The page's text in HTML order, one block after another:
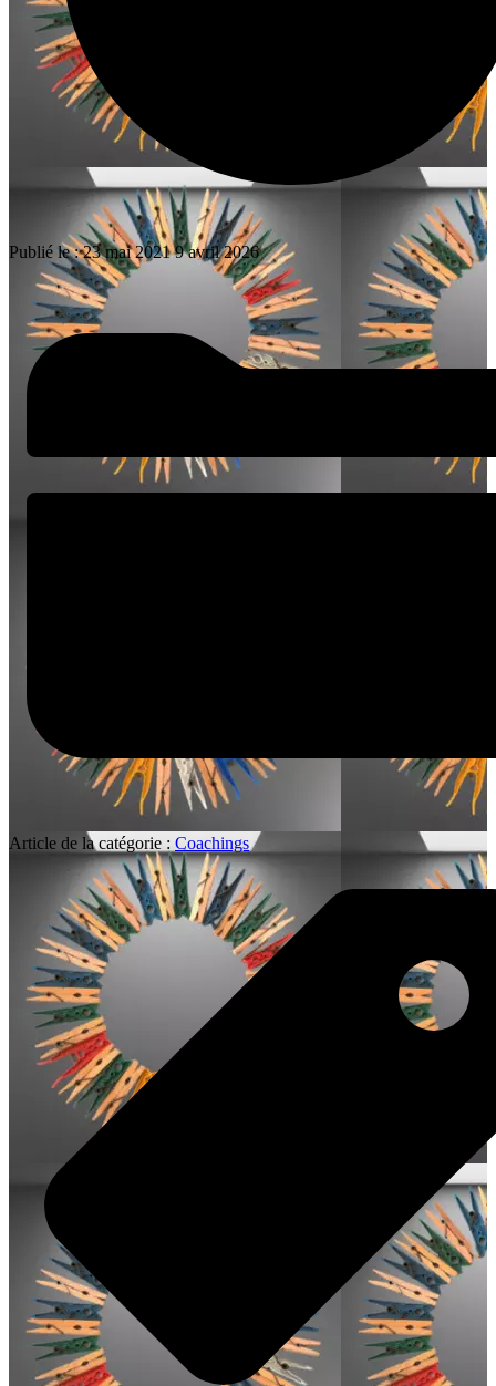
Publié le :23 mai 20219 avril 2026
Article de la catégorie : Coachings